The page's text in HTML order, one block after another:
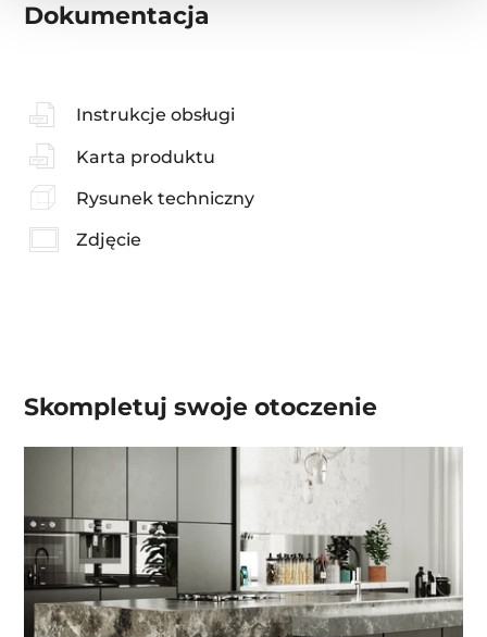
Dokumentacja
Instrukcje obsługi
Karta produktu
Rysunek techniczny
Zdjęcie
Skompletuj swojeotoczenie